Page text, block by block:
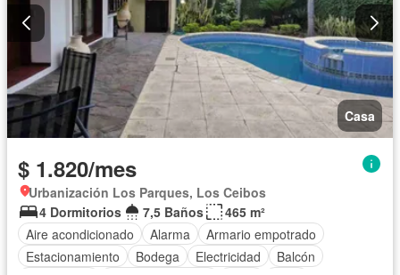
Casa
$ 1.820/mes
Urbanización Los Parques, Los Ceibos
4 Dormitorios
7,5 Baños
465 m²
Aire acondicionado
Alarma
Armario empotrado
Estacionamiento
Bodega Electricidad
Balcón